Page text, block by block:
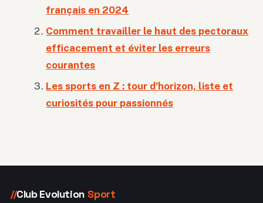
français en 2024
Comment travailler le haut des pectoraux
efficacement et éviter les erreurs
courantes
Les sports en Z : tour d’horizon, liste et
curiosités pour passionnés
//Club Evolution Sport